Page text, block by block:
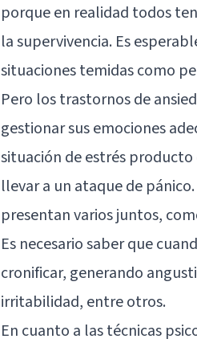
porque en realidad todos
la supervivencia. Es
situaciones temidas como
Pero los trastornos de
gestionar sus emociones
situación de estrés
llevar a un ataque de
presentan varios juntos,
Es necesario saber que
cronificar, generando
irritabilidad, entre otros.
En cuanto a las técnicas